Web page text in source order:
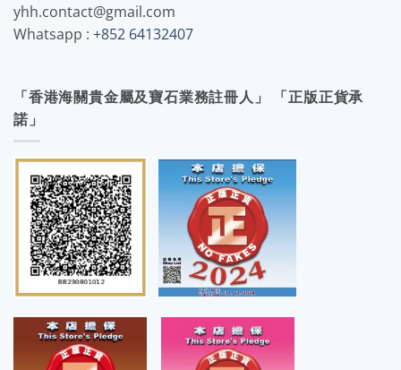
yhh.contact@gmail.com
Whatsapp : +852 64132407
「香港海關貴金屬及寶石業務註冊人」 「正版正貨承
諾」